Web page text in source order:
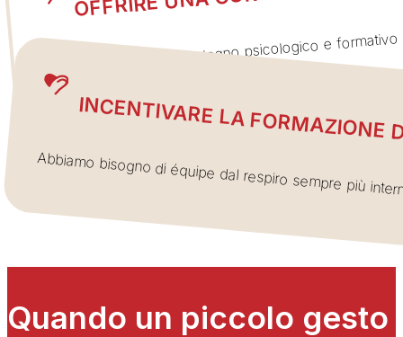
consapevolezza e partecipazione attiva.
INCENTIVARE LA FORMAZIONE
Abbiamo bisogno di équipe dal respiro sempre più
Quando un piccolo gesto